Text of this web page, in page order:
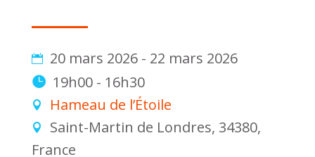
20 mars 2026 - 22 mars 2026
19h00 - 16h30
Hameau de l’Étoile
Saint-Martin de Londres, 34380,
France